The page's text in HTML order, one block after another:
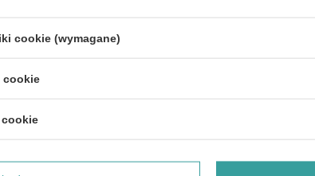
cookie (wymagane)
cookie
cookie